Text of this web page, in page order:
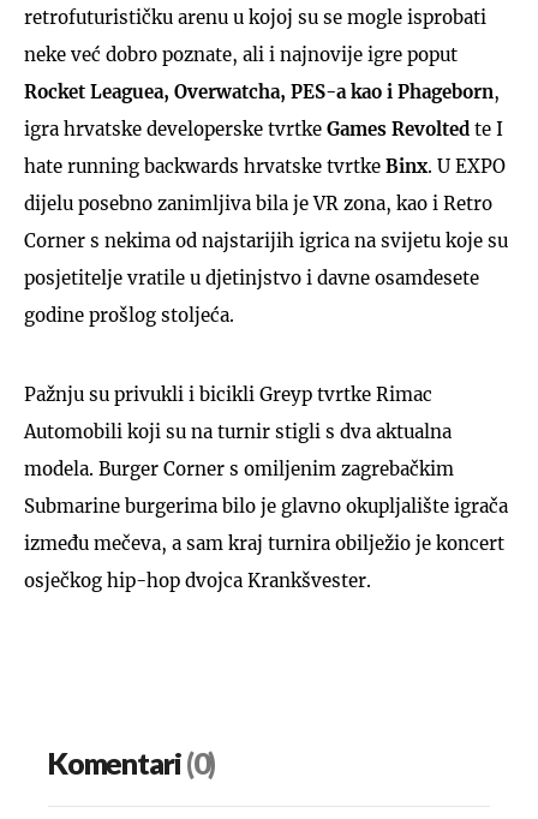
retrofuturističku arenu u kojoj su se mogle isprobati
neke već dobro poznate, ali i najnovije igre poput
Rocket Leaguea, Overwatcha, PES-a kao i Phageborn,
igra hrvatske developerske tvrtke Games Revolted te I
hate running backwards hrvatske tvrtke Binx. U EXPO
dijelu posebno zanimljiva bila je VR zona, kao i Retro
Corner s nekima od najstarijih igrica na svijetu koje su
posjetitelje vratile u djetinjstvo i davne osamdesete
godine prošlog stoljeća.
Pažnju su privukli i bicikli Greyp tvrtke Rimac
Automobili koji su na turnir stigli s dva aktualna
modela. Burger Corner s omiljenim zagrebačkim
Submarine burgerima bilo je glavno okupljalište igrača
između mečeva, a sam kraj turnira obilježio je koncert
osječkog hip-hop dvojca Krankšvester.
Komentari(0)